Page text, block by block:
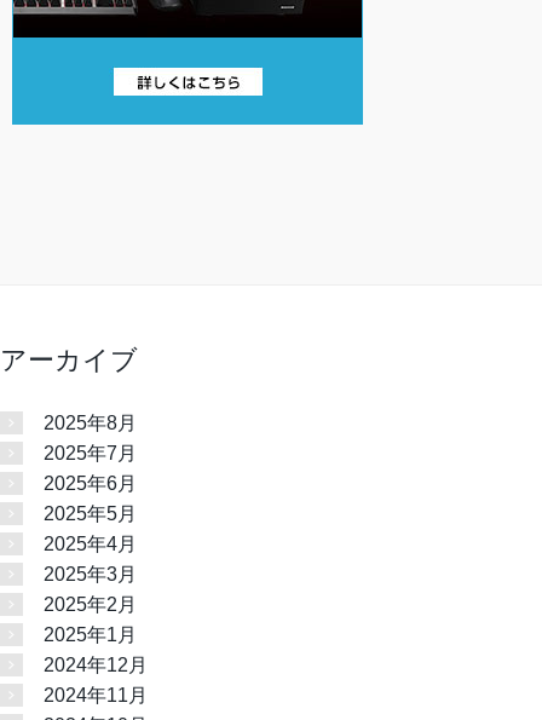
アーカイブ
2025年8月
2025年7月
2025年6月
2025年5月
2025年4月
2025年3月
2025年2月
2025年1月
2024年12月
2024年11月